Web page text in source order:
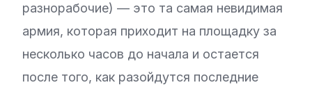
разнорабочие) — это та самая невидимая
армия, которая приходит на площадку за
несколько часов до начала и остается
после того, как разойдутся последние